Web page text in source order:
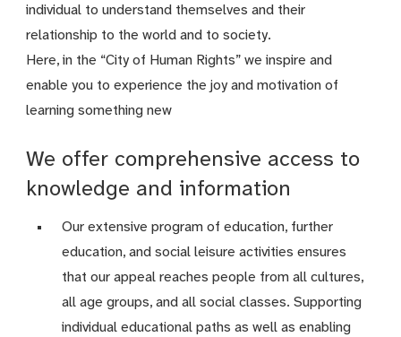
individual to understand themselves and their
relationship to the world and to society.
Here, in the “City of Human Rights” we inspire and
enable you to experience the joy and motivation of
learning something new
We offer comprehensive access to
knowledge and information
Our extensive program of education, further
education, and social leisure activities ensures
that our appeal reaches people from all cultures,
all age groups, and all social classes. Supporting
individual educational paths as well as enabling